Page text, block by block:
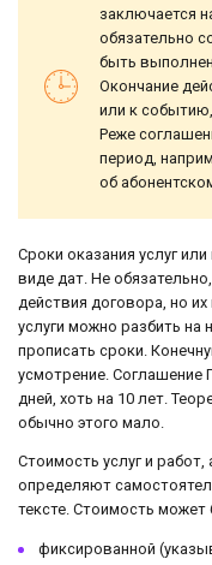
заключается
обязательно
быть
Окончание
или к событию,
Реже
период,
об
Сроки оказания услуг
виде дат. Не
действия договора, но
услуги можно разбить на
прописать сроки.
усмотрение. Соглашение
дней, хоть на 10 лет.
обычно этого мало.
Стоимость услуг и
определяют
тексте. Стоимость может
фиксированной